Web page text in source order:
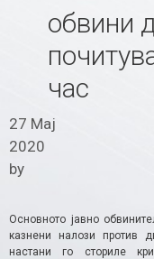
обвини
час
27 Мај
2020
by
Oсновното јавно
казнени налози против
настани го сториле